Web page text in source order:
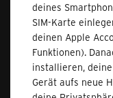
deines
SIM-Karte
deinen Apple
Funktionen).
installieren,
Gerät aufs neue